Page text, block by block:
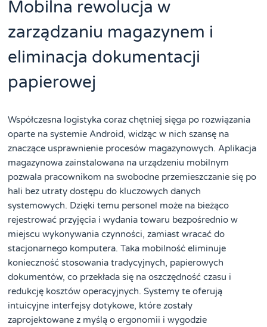
Mobilna rewolucja w
zarządzaniu magazynem i
eliminacja dokumentacji
papierowej
Współczesna logistyka coraz chętniej sięga po rozwiązania
oparte na systemie Android, widząc w nich szansę na
znaczące usprawnienie procesów magazynowych. Aplikacja
magazynowa zainstalowana na urządzeniu mobilnym
pozwala pracownikom na swobodne przemieszczanie się po
hali bez utraty dostępu do kluczowych danych
systemowych. Dzięki temu personel może na bieżąco
rejestrować przyjęcia i wydania towaru bezpośrednio w
miejscu wykonywania czynności, zamiast wracać do
stacjonarnego komputera. Taka mobilność eliminuje
konieczność stosowania tradycyjnych, papierowych
dokumentów, co przekłada się na oszczędność czasu i
redukcję kosztów operacyjnych. Systemy te oferują
intuicyjne interfejsy dotykowe, które zostały
zaprojektowane z myślą o ergonomii i wygodzie